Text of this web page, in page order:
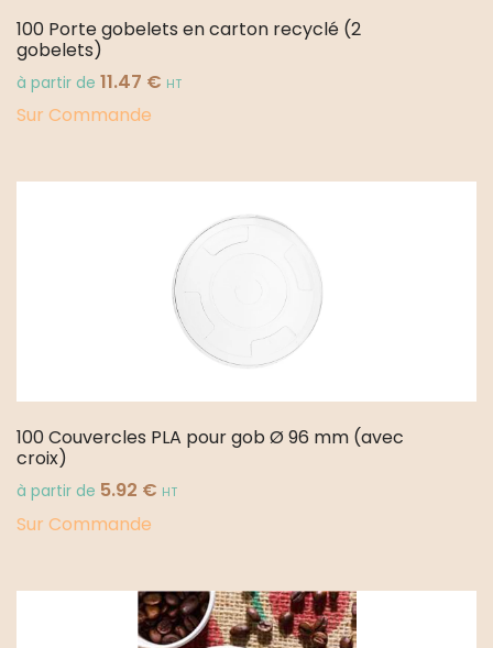
100 Porte gobelets en carton recyclé (2
gobelets)
à partir de 11.47 € HT
Sur Commande
100 Couvercles PLA pour gob Ø 96 mm (avec
croix)
à partir de 5.92 € HT
Sur Commande